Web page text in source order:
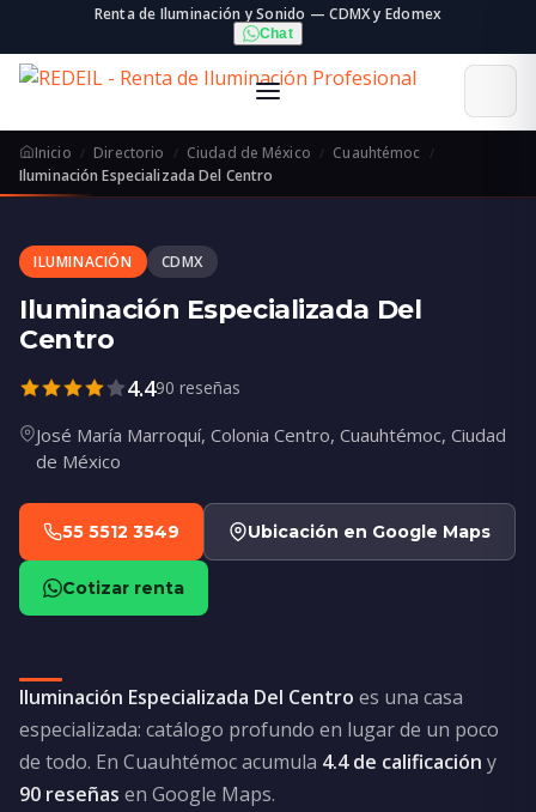
Renta de Iluminación y Sonido — CDMX y Edomex
Chat
Inicio Directorio Ciudad de México
Cuauhtémoc
Iluminación Especializada Del Centro
ILUMINACIÓN CDMX
Iluminación Especializada Del
Centro
4.490 reseñas
José María Marroquí, Colonia Centro, Cuauhtémoc, Ciudad
de México
55 5512 3549 Ubicación en Google Maps
Cotizar renta
Iluminación Especializada Del Centro es una casa
especializada: catálogo profundo en lugar de un poco
de todo. En Cuauhtémoc acumula 4.4 de calificación y
90 reseñas en Google Maps.